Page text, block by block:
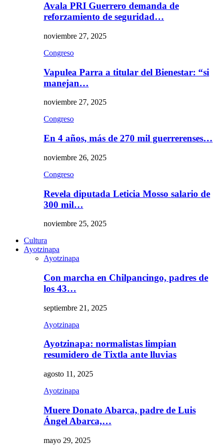
Avala PRI Guerrero demanda de
reforzamiento de seguridad…
noviembre 27, 2025
Congreso
Vapulea Parra a titular del Bienestar: “si
manejan…
noviembre 27, 2025
Congreso
En 4 años, más de 270 mil guerrerenses…
noviembre 26, 2025
Congreso
Revela diputada Leticia Mosso salario de
300 mil…
noviembre 25, 2025
Cultura
Ayotzinapa
Ayotzinapa
Con marcha en Chilpancingo, padres de
los 43…
septiembre 21, 2025
Ayotzinapa
Ayotzinapa: normalistas limpian
resumidero de Tixtla ante lluvias
agosto 11, 2025
Ayotzinapa
Muere Donato Abarca, padre de Luis
Ángel Abarca,…
mayo 29, 2025